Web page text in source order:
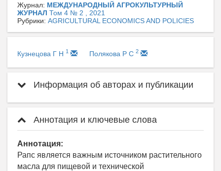
Журнал: МЕЖДУНАРОДНЫЙ АГРОКУЛЬТУРНЫЙ
ЖУРНАЛ Том 4 № 2 , 2021
Рубрики: AGRICULTURAL ECONOMICS AND POLICIES
Кузнецова Г Н 1 Полякова Р С 2
Информация об авторах и публикации
Аннотация и ключевые слова
Аннотация:
Рапс является важным источником растительного
масла для пищевой и технической